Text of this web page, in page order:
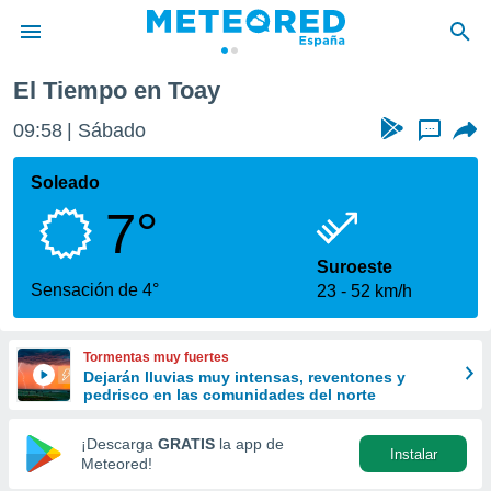
de
por
que se
calidad.
a este
las
y
forma
digital
basada
El Tiempo en Toay
09:58 Sábado ...
Soleado
7°
Sensación de 4°
Suroeste
23
52 km/h
Tormentas muy fuertes
Dejarán lluvias muy intensas, reventones y
pedrisco en las comunidades del norte
¡Descarga GRATIS la app de
Meteored!
Instalar